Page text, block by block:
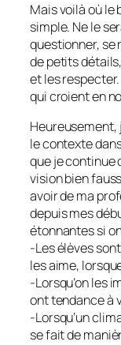
Mais voilà où le
simple. Ne le
questionner, se
de petits
et les
qui croient en
Heureusement,
le contexte
que je continue
vision bien
avoir de ma
depuis mes
étonnantes si
-Les élèves
les aime,
-Lorsqu’on les
ont tendance à
-Lorsqu’un
se fait de